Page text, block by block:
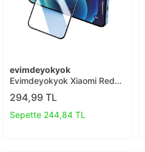
evimdeyokyok
Evimdeyokyok Xiaomi Redmi
9 3d Antistatik Seramik
Nano Ekran Koruyucu T20
294,99 TL
Sepette 244,84 TL